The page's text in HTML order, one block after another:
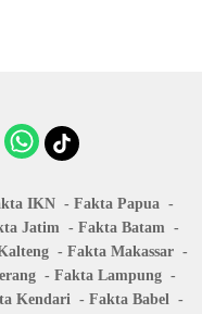
IKN
Fakta Papua
Jatim
Fakta Batam
Fakta Makassar
Fakta Lampung
Kendari
Fakta Babel